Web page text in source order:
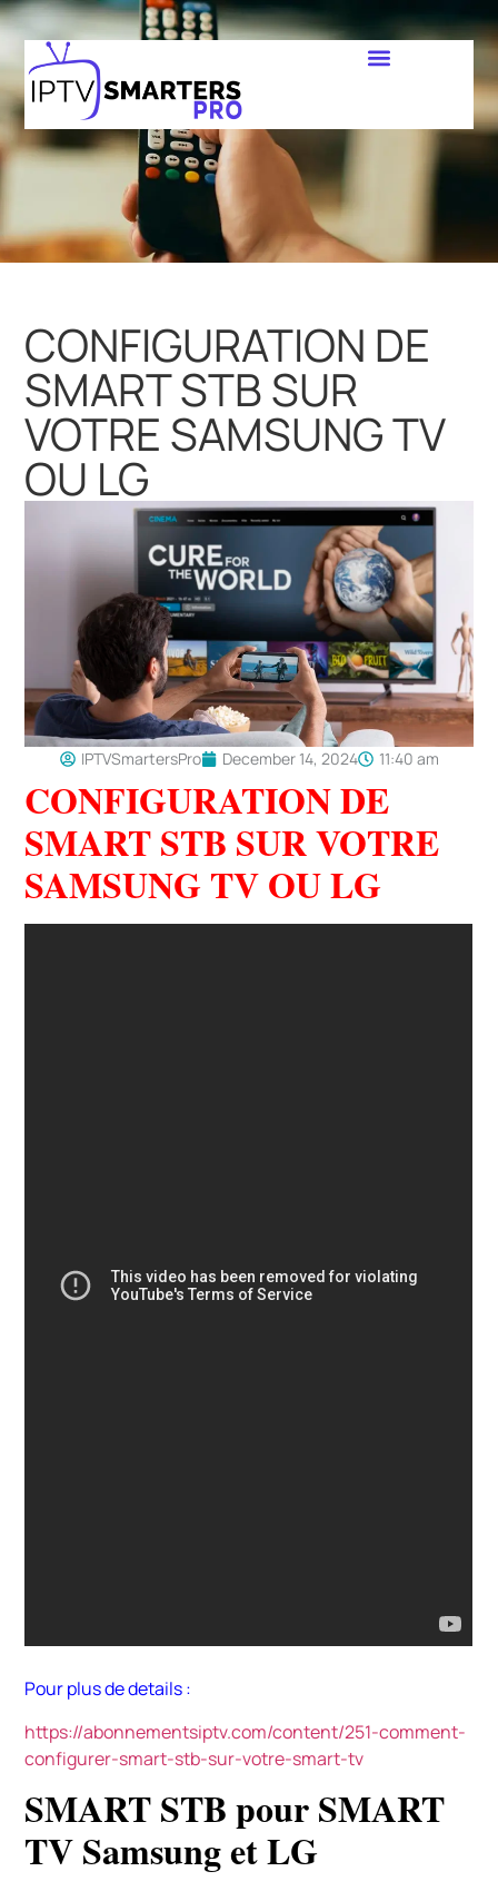
CONFIGURATION DE
SMART STB SUR
VOTRE SAMSUNG TV
OU LG
IPTVSmartersPro December 14, 2024 11:40 am
CONFIGURATION DE
SMART STB SUR VOTRE
SAMSUNG TV OU LG
Pour plus de details :
https://abonnementsiptv.com/content/251-comment-
configurer-smart-stb-sur-votre-smart-tv
SMART STB pour SMART
TV Samsung et LG